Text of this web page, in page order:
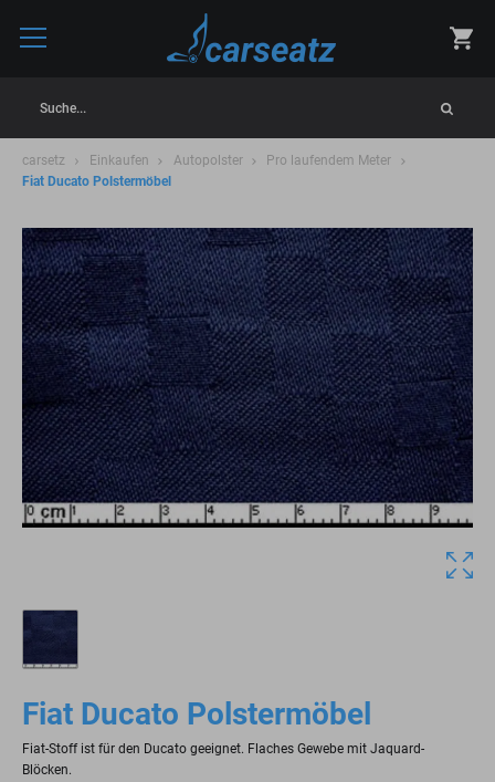
Suche...
carsetz Einkaufen Autopolster
Pro laufendem Meter
Fiat Ducato Polstermöbel
Fiat Ducato Polstermöbel
Fiat-Stoff ist für den Ducato geeignet. Flaches Gewebe mit Jaquard-
Blöcken.